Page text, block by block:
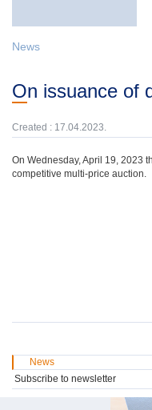
News
On issuance
Created : 17.04.2023.
On Wednesday, April 19, 2023
competitive multi-price auction.
News
Subscribe to newsletter